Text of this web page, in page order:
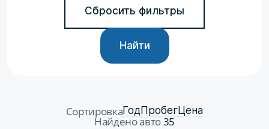
Сбросить фильтры
Найти
СортировкаГодПробегЦена
Найдено авто35